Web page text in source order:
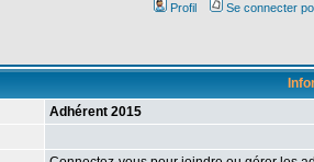
Profil
Se connecter
Adhérent 2015